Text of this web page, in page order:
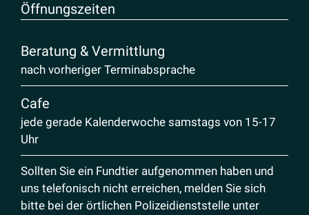
Öffnungs­zeiten
Beratung & Vermittlung
nach vorheriger Terminabsprache
Cafe
jede gerade Kalenderwoche samstags von 15-17
Uhr
Sollten Sie ein Fundtier aufgenommen haben und
uns telefonisch nicht erreichen, melden Sie sich
bitte bei der örtlichen Polizeidienststelle unter